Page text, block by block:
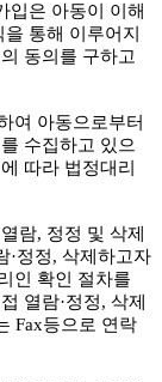
입은 아동이 이해
통해 이루어지
동의를 구하고
여 아동으로부터
수집하고 있으
따라 법정대리
람, 정정 및 삭제
·정정, 삭제하고자
인 확인 절차를
열람·정정, 삭제
Fax등으로 연락